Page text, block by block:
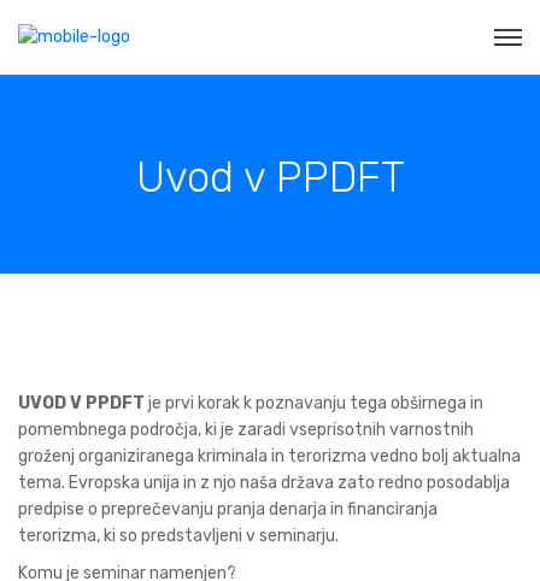
Uvod v PPDFT
UVOD V PPDFT je prvi korak k poznavanju tega obširnega in
pomembnega področja, ki je zaradi vseprisotnih varnostnih
groženj organiziranega kriminala in terorizma vedno bolj aktualna
tema. Evropska unija in z njo naša država zato redno posodablja
predpise o preprečevanju pranja denarja in financiranja
terorizma, ki so predstavljeni v seminarju.
Komu je seminar namenjen?